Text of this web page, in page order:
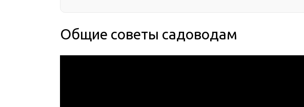
Общие советы садоводам